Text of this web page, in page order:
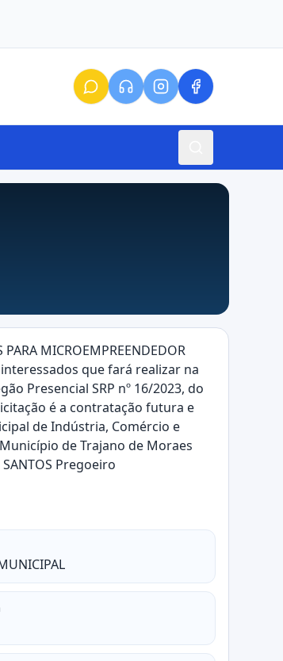
PARA MICROEMPREENDEDOR
interessados que fará realizar na
Presencial SRP nº 16/2023, do
é a contratação futura e
de Indústria, Comércio e
de Trajano de Moraes
Pregoeiro